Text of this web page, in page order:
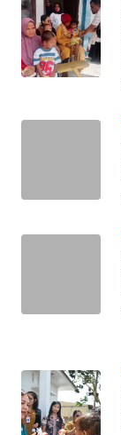
INFO
IKLAN
SIBER
Wahana
News
Regional